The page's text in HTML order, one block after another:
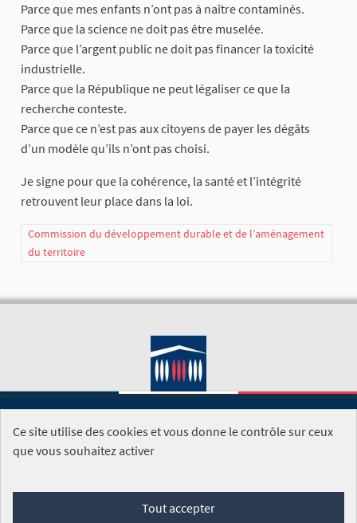
Parce que mes enfants n’ont pas à naître contaminés.
Parce que la science ne doit pas être muselée.
Parce que l’argent public ne doit pas financer la toxicité
industrielle.
Parce que la République ne peut légaliser ce que la
recherche conteste.
Parce que ce n’est pas aux citoyens de payer les dégâts
d’un modèle qu’ils n’ont pas choisi.
Je signe pour que la cohérence, la santé et l’intégrité
retrouvent leur place dans la loi.
Commission du développement durable et de l’aménagement
du territoire
SITE DE L'ASSEMBLÉE NATIONALE
Foire aux questions
Conditions générales d'utilisation (CGU)
Ce site utilise des cookies et vous donne le contrôle sur ceux
que vous souhaitez activer
Tout accepter